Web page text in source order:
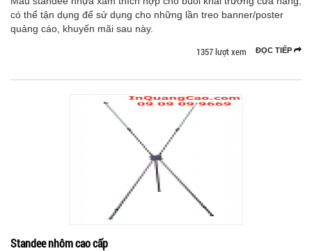
có thể tận dụng để sử dụng cho những lần treo banner/poster
quảng cáo, khuyến mãi sau này.
ĐỌC TIẾP
1357 lượt xem
Standee nhôm cao cấp